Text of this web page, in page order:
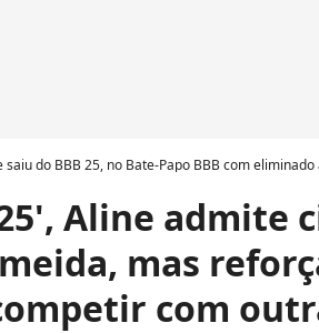
saiu do BBB 25, no Bate-Papo BBB com
Aline admite
mas
com